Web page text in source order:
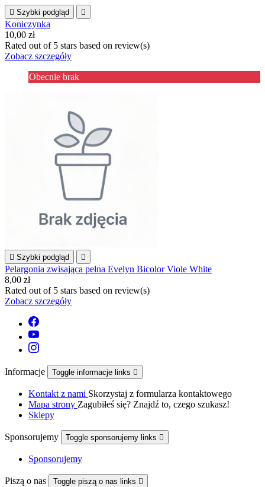
 Szybki podgląd 
Koniczynka
10,00 zł
Rated out of 5 stars based on review(s)
Zobacz szczegóły
Obecnie brak
 Szybki podgląd 
Pelargonia zwisająca pełna Evelyn Bicolor Viole White
8,00 zł
Rated out of 5 stars based on review(s)
Zobacz szczegóły
Informacje Toggle informacje links 
Kontakt z nami Skorzystaj z formularza kontaktowego
Mapa strony Zagubiłeś się? Znajdź to, czego szukasz!
Sklepy
Sponsorujemy Toggle sponsorujemy links 
Sponsorujemy
Piszą o nas Toggle piszą o nas links 